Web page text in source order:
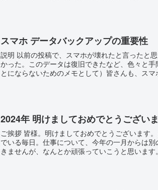
スマホ データバックアップの重要性
説明 以前の投稿で、スマホが壊れたと言ったと
かった。このデータは復旧できたなど、色々と
とにならないためのメモとして）皆さんも、ス
2024年 明けましておめでとうござい
ご挨拶 皆様。明けましておめでとうございます
でいる毎日。仕事について、今年の一月からは
きませんが、なんとか頑張っていこうと思います